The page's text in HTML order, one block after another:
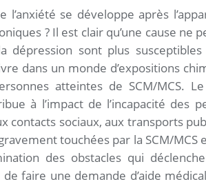
se développe après
? Il est clair qu’une cause ne
dépression sont plus
dans un monde d’expositions
atteintes de SCM/MCS.
à l’impact de l’incapacité des
contacts sociaux, aux transports
touchées par la SCM/MCS
des obstacles qui
faire une demande d’aide